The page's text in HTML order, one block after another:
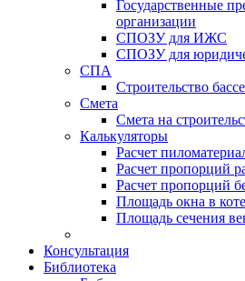
Государственные
организации
СПОЗУ для ИЖС
СПОЗУ для
СПА
Строительство
Смета
Смета на
Калькуляторы
Расчет
Расчет пропорций
Расчет пропорций
Площадь окна в
Площадь сечения
Консультация
Библиотека